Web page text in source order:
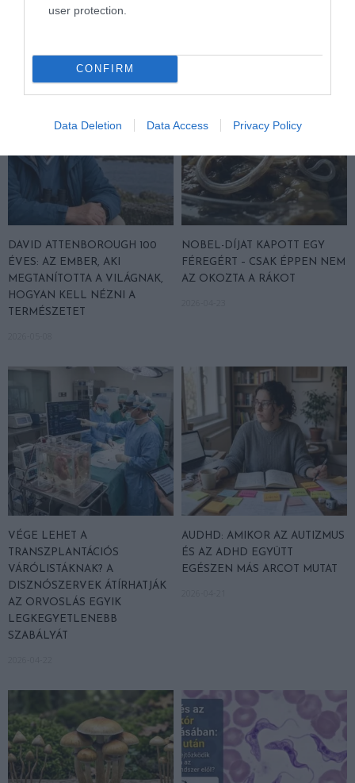
user protection.
CONFIRM
Data Deletion Data Access Privacy Policy
A RUHA, AMELY TÚLÉLTE A
DAVID ATTENBOROUGH 100
ÉVES: AZ EMBER, AKI
MEGTANÍTOTTA A VILÁGNAK,
HOGYAN KELL NÉZNI A
TERMÉSZETET
NOBEL-DÍJAT KAPOTT EGY
FÉREGÉRT – CSAK ÉPPEN NEM
AZ OKOZTA A RÁKOT
VÉGE LEHET A
TRANSZPLANTÁCIÓS
VÁRÓLISTÁKNAK? A
DISZNÓSZERVEK ÁTÍRHATJÁK
AZ ORVOSLÁS EGYIK
LEGKEGYETLENEBB
SZABÁLYÁT
AUDHD: AMIKOR AZ AUTIZMUS
ÉS AZ ADHD EGYÜTT
EGÉSZEN MÁS ARCOT MUTAT